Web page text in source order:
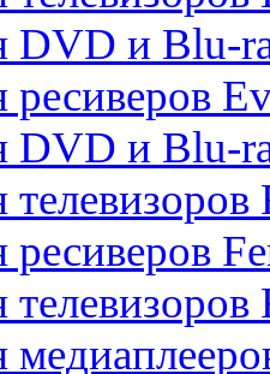
DVD и Blu-
ресиверов
DVD и Blu-